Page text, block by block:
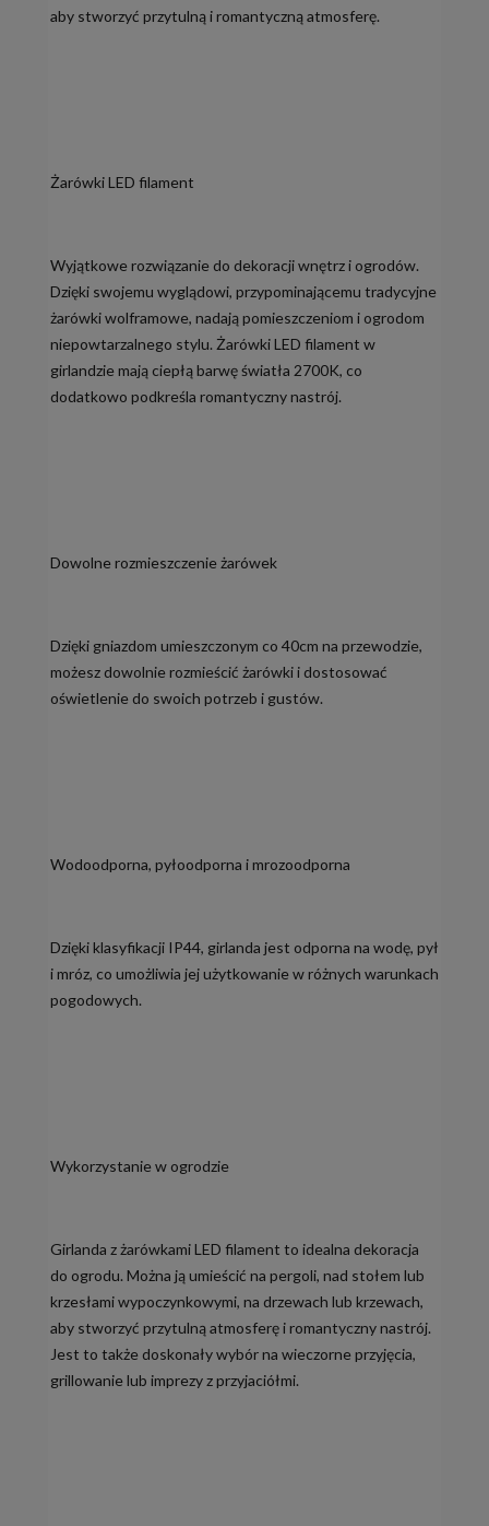
aby stworzyć przytulną i romantyczną atmosferę.
Żarówki LED filament
Wyjątkowe rozwiązanie do dekoracji wnętrz i ogrodów.
Dzięki swojemu wyglądowi, przypominającemu tradycyjne
żarówki wolframowe, nadają pomieszczeniom i ogrodom
niepowtarzalnego stylu. Żarówki LED filament w
girlandzie mają ciepłą barwę światła 2700K, co
dodatkowo podkreśla romantyczny nastrój.
Dowolne rozmieszczenie żarówek
Dzięki gniazdom umieszczonym co 40cm na przewodzie,
możesz dowolnie rozmieścić żarówki i dostosować
oświetlenie do swoich potrzeb i gustów.
Wodoodporna, pyłoodporna i mrozoodporna
Dzięki klasyfikacji IP44, girlanda jest odporna na wodę, pył
i mróz, co umożliwia jej użytkowanie w różnych warunkach
pogodowych.
Wykorzystanie w ogrodzie
Girlanda z żarówkami LED filament to idealna dekoracja
do ogrodu. Można ją umieścić na pergoli, nad stołem lub
krzesłami wypoczynkowymi, na drzewach lub krzewach,
aby stworzyć przytulną atmosferę i romantyczny nastrój.
Jest to także doskonały wybór na wieczorne przyjęcia,
grillowanie lub imprezy z przyjaciółmi.